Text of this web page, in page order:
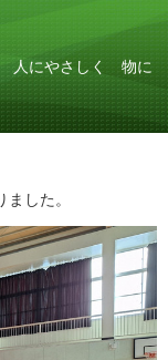
人にやさしく 物に
した。